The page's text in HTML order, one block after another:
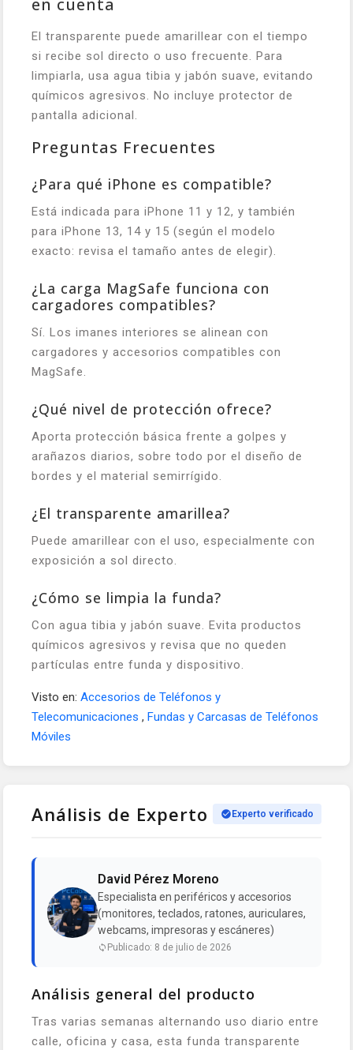
en cuenta
El transparente puede amarillear con el tiempo
si recibe sol directo o uso frecuente. Para
limpiarla, usa agua tibia y jabón suave, evitando
químicos agresivos. No incluye protector de
pantalla adicional.
Preguntas Frecuentes
¿Para qué iPhone es compatible?
Está indicada para iPhone 11 y 12, y también
para iPhone 13, 14 y 15 (según el modelo
exacto: revisa el tamaño antes de elegir).
¿La carga MagSafe funciona con
cargadores compatibles?
Sí. Los imanes interiores se alinean con
cargadores y accesorios compatibles con
MagSafe.
¿Qué nivel de protección ofrece?
Aporta protección básica frente a golpes y
arañazos diarios, sobre todo por el diseño de
bordes y el material semirrígido.
¿El transparente amarillea?
Puede amarillear con el uso, especialmente con
exposición a sol directo.
¿Cómo se limpia la funda?
Con agua tibia y jabón suave. Evita productos
químicos agresivos y revisa que no queden
partículas entre funda y dispositivo.
Visto en: Accesorios de Teléfonos y
Telecomunicaciones , Fundas y Carcasas de Teléfonos
Móviles
Análisis de Experto Experto verificado
David Pérez Moreno
Especialista en periféricos y accesorios
(monitores, teclados, ratones, auriculares,
webcams, impresoras y escáneres)
Publicado: 8 de julio de 2026
Análisis general del producto
Tras varias semanas alternando uso diario entre
calle, oficina y casa, esta funda transparente